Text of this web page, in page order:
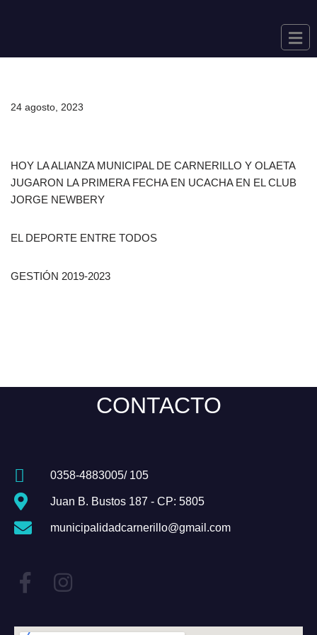
al
24 agosto, 2023
HOY LA ALIANZA MUNICIPAL DE CARNERILLO Y OLAETA
JUGARON LA PRIMERA FECHA EN UCACHA EN EL CLUB
JORGE NEWBERY
EL DEPORTE ENTRE TODOS
GESTIÓN 2019-2023
CONTACTO
0358-4883005/ 105
Juan B. Bustos 187 - CP: 5805
municipalidadcarnerillo@gmail.com